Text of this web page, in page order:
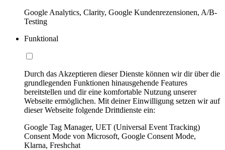
Google Analytics, Clarity, Google Kundenrezensionen, A/B-
Testing
Funktional
Durch das Akzeptieren dieser Dienste können wir dir über die
grundlegenden Funktionen hinausgehende Features
bereitstellen und dir eine komfortable Nutzung unserer
Webseite ermöglichen. Mit deiner Einwilligung setzen wir auf
dieser Webseite folgende Drittdienste ein:
Google Tag Manager, UET (Universal Event Tracking)
Consent Mode von Microsoft, Google Consent Mode,
Klarna, Freshchat